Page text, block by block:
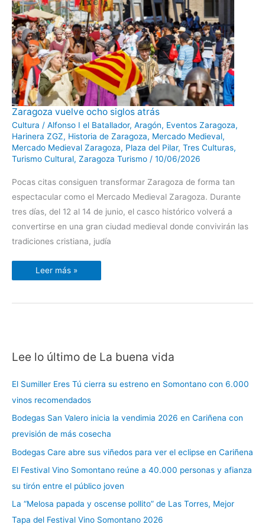
Zaragoza vuelve ocho siglos atrás
Cultura / Alfonso I el Batallador, Aragón, Eventos Zaragoza,
Harinera ZGZ, Historia de Zaragoza, Mercado Medieval,
Mercado Medieval Zaragoza, Plaza del Pilar, Tres Culturas,
Turismo Cultural, Zaragoza Turismo / 10/06/2026
Pocas citas consiguen transformar Zaragoza de forma tan
espectacular como el Mercado Medieval Zaragoza. Durante
tres días, del 12 al 14 de junio, el casco histórico volverá a
convertirse en una gran ciudad medieval donde convivirán las
tradiciones cristiana, judía
Zaragoza
vuelve
ocho
siglos
atrás
Leer más »
Lee lo último de La buena vida
El Sumiller Eres Tú cierra su estreno en Somontano con 6.000
vinos recomendados
Bodegas San Valero inicia la vendimia 2026 en Cariñena con
previsión de más cosecha
Bodegas Care abre sus viñedos para ver el eclipse en Cariñena
El Festival Vino Somontano reúne a 40.000 personas y afianza
su tirón entre el público joven
La “Melosa papada y oscense pollito” de Las Torres, Mejor
Tapa del Festival Vino Somontano 2026
C
t
e
g
o
r
í
a
s